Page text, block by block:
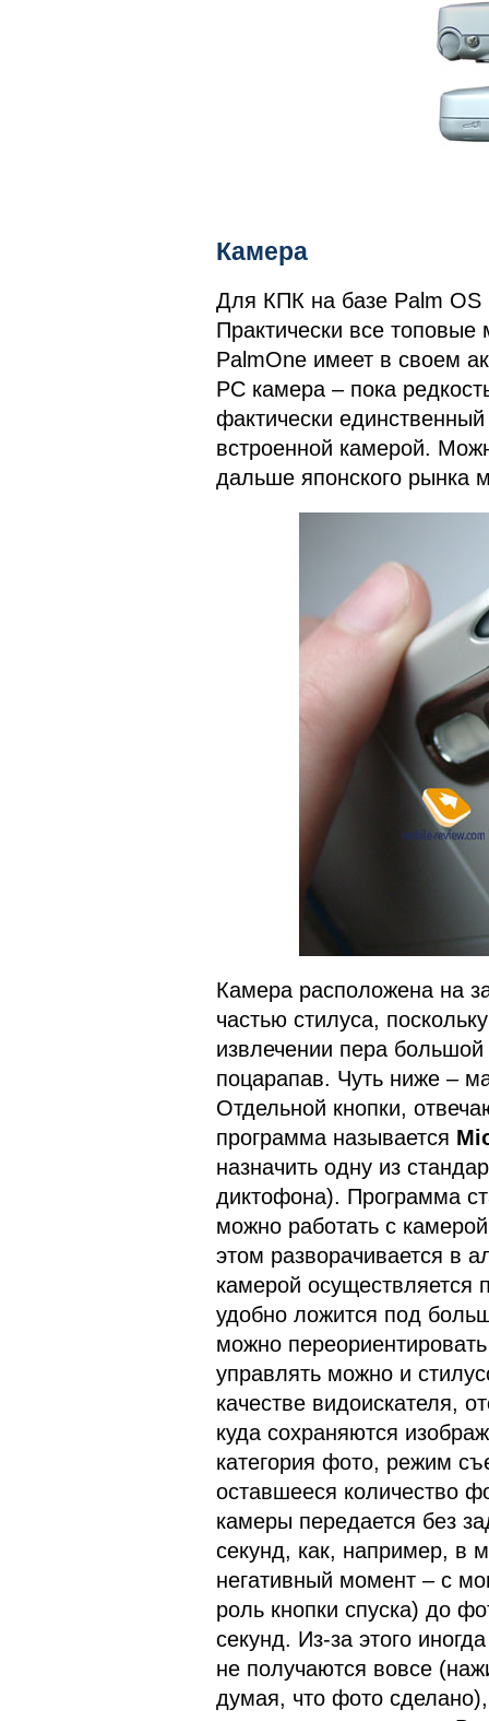
Камера
Для КПК на базе Palm OS
Практически все
PalmOne имеет в своем
PC камера – пока
фактически
встроенной камерой.
дальше японского рынка
Камера расположена на
частью стилуса,
извлечении пера большой
поцарапав. Чуть ниже –
Отдельной кнопки,
программа называется
назначить одну из
диктофона). Программа
можно работать с
этом разворачивается в
камерой осуществляется
удобно ложится под
можно
управлять можно и
качестве видоискателя,
куда сохраняются
категория фото, режим
оставшееся количество
камеры передается без
секунд, как, например, в
негативный момент – с
роль кнопки спуска) до
секунд. Из-за этого
не получаются вовсе
думая, что фото